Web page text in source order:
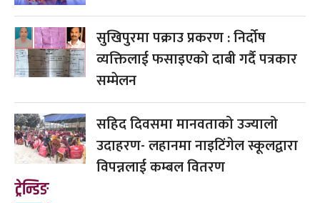
सुखिपुरमा पक्राउ प्रकरण : निर्दोष
व्यक्तिलाई फसाइएको दाबी गर्दै पत्रकार
सम्मेलन
सहिद दिवसमा मानवताको उज्यालो
उदाहरण- लहानमा नाइटिंगेल स्कूलद्वारा
विपन्नलाई कम्बल वितरण
ट्रेन्डिङ